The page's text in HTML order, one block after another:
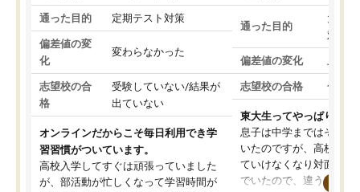
通った目的 定期テスト対策
偏差値の変
化
変わらなかった
志望校の合
格
受験していない/結果が
出ていない
オンラインだからこそ毎日利用でき学
習習慣がついています。
高校入学してすぐは頑張っていました
が、部活動が忙しくなって学習時間が
通った目的
大学
対策
偏差値の変化 上が
志望校の合格 合格
東大生ってやっぱりすご
息子は中学まではそこそ
いたのですが、高校に入
ていけなくなり対面の塾
でいたので、違うアプロ